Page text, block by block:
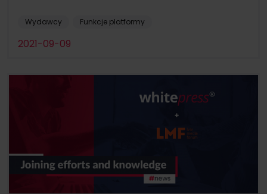
Wydawcy Funkcje platformy
2021-09-09